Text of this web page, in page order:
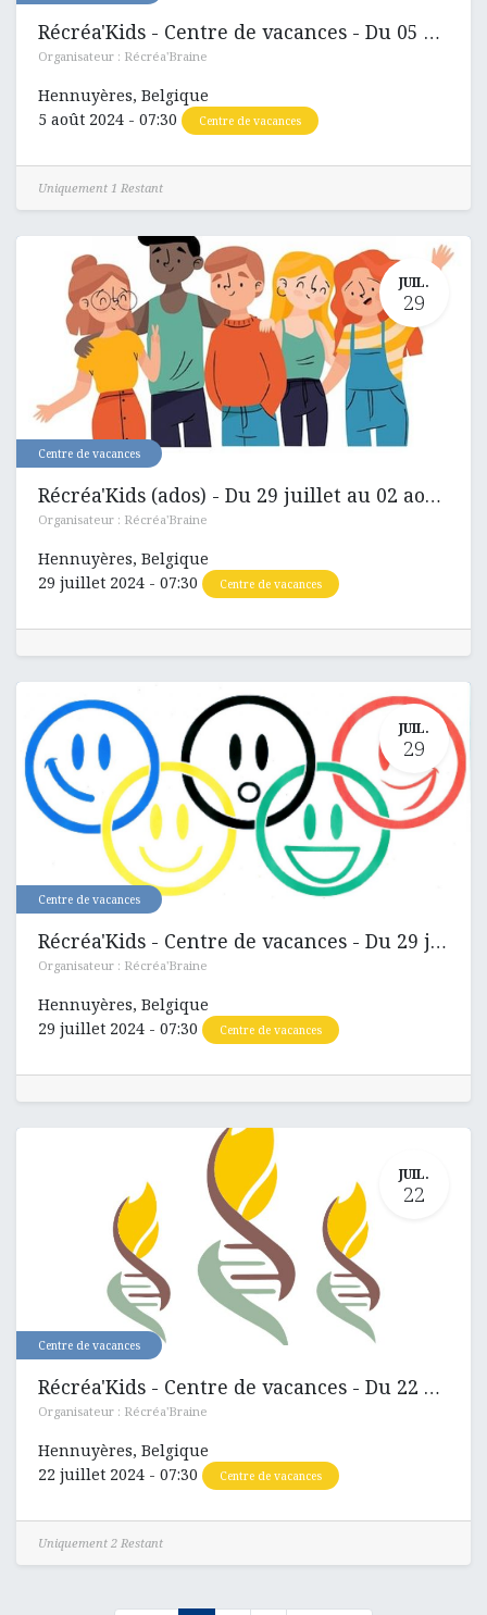
Récréa'Kids - Centre de vacances - Du 05 au 09 aout 2024
Organisateur : Récréa'Braine
Hennuyères, Belgique
5 août 2024 - 07:30 Centre de vacances
Uniquement 1 Restant
JUIL.
29
Centre de vacances
Récréa'Kids (ados) - Du 29 juillet au 02 aout 2024
Organisateur : Récréa'Braine
Hennuyères, Belgique
29 juillet 2024 - 07:30 Centre de vacances
JUIL.
29
Centre de vacances
Récréa'Kids - Centre de vacances - Du 29 juillet au 02 aout 2024
Organisateur : Récréa'Braine
Hennuyères, Belgique
29 juillet 2024 - 07:30 Centre de vacances
JUIL.
22
Centre de vacances
Récréa'Kids - Centre de vacances - Du 22 au 26 juillet 2024
Organisateur : Récréa'Braine
Hennuyères, Belgique
22 juillet 2024 - 07:30 Centre de vacances
Uniquement 2 Restant